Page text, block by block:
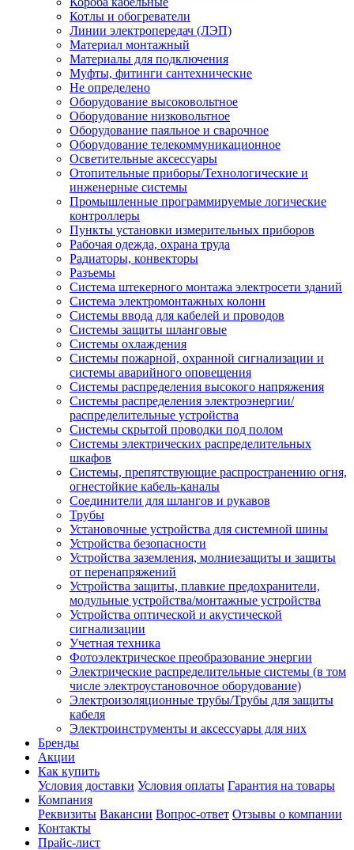
Котлы и обогреватели
Линии электропередач (ЛЭП)
Материал монтажный
Материалы для подключения
Муфты, фитинги сантехнические
Не определено
Оборудование высоковольтное
Оборудование низковольтное
Оборудование паяльное и сварочное
Оборудование телекоммуникационное
Осветительные аксессуары
Отопительные приборы/Технологические и
инженерные системы
Промышленные программируемые логические
контроллеры
Пункты установки измерительных приборов
Рабочая одежда, охрана труда
Радиаторы, конвекторы
Разъемы
Система штекерного монтажа электросети зданий
Система электромонтажных колонн
Системы ввода для кабелей и проводов
Системы защиты шланговые
Системы охлаждения
Системы пожарной, охранной сигнализации и
системы аварийного оповещения
Системы распределения высокого напряжения
Системы распределения электроэнергии/
распределительные устройства
Системы скрытой проводки под полом
Системы электрических распределительных
шкафов
Системы, препятствующие распространению огня,
огнестойкие кабель-каналы
Соединители для шлангов и рукавов
Трубы
Установочные устройства для системной шины
Устройства безопасности
Устройства заземления, молниезащиты и защиты
от перенапряжений
Устройства защиты, плавкие предохранители,
модульные устройства/монтажные устройства
Устройства оптической и акустической
сигнализации
Учетная техника
Фотоэлектрическое преобразование энергии
Электрические распределительные системы (в том
числе электроустановочное оборудование)
Электроизоляционные трубы/Трубы для защиты
кабеля
Электроинструменты и аксессуары для них
Бренды
Акции
Как купить
Условия доставки Условия оплаты Гарантия на товары
Компания
Реквизиты Вакансии Вопрос-ответ Отзывы о компании
Контакты
Прайс-лист